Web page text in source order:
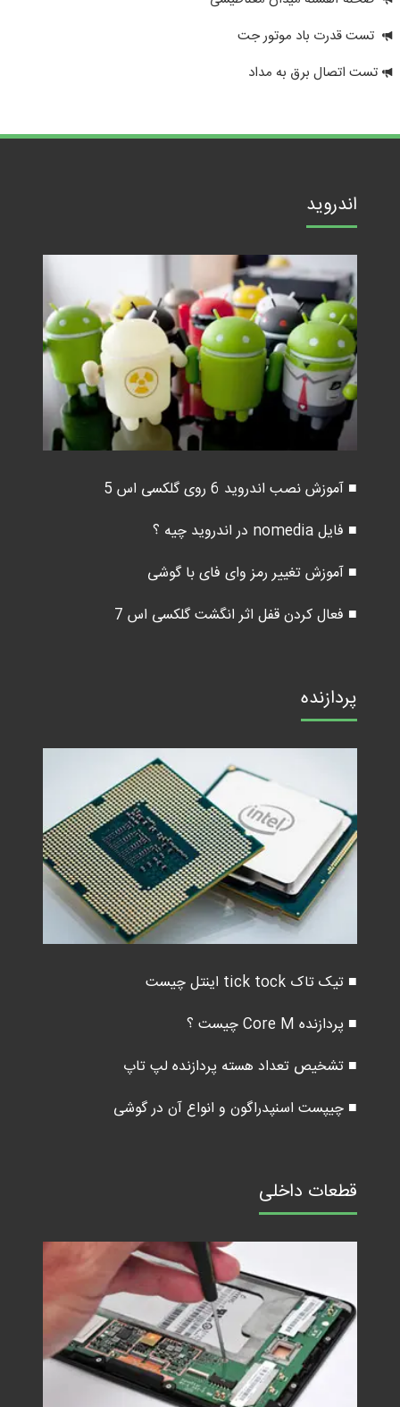
تست قدرت باد موتور جت
تست اتصال برق به مداد
اندروید
■ آموزش نصب اندروید 6 روی گلکسی اس 5
■ فایل nomedia در اندروید چیه ؟
■ آموزش تغییر رمز وای فای با گوشی
■ فعال کردن قفل اثر انگشت گلکسی اس 7
پردازنده
■ تیک تاک tick tock اینتل چیست
■ پردازنده Core M چیست ؟
■ تشخیص تعداد هسته پردازنده لپ تاپ
■ چیپست اسنپدراگون و انواع آن در گوشی
قطعات داخلی